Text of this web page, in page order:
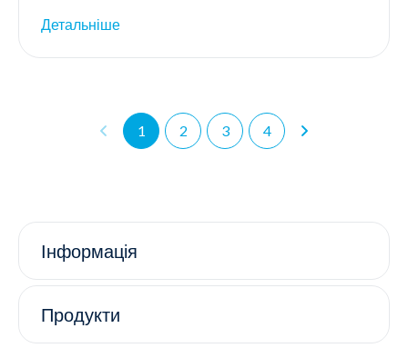
Детальніше
1 2 3 4
Інформація
Продукти